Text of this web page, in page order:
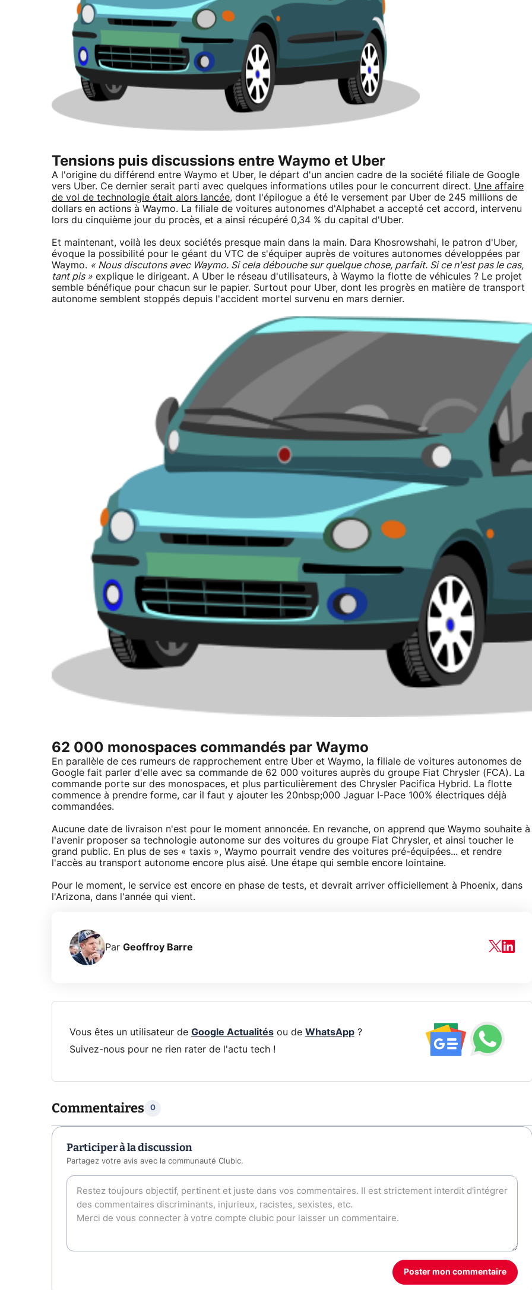
Tensions puis discussions entre Waymo et Uber
A l'origine du différend entre Waymo et Uber, le départ d'un ancien cadre de la société filiale de Google
vers Uber. Ce dernier serait parti avec quelques informations utiles pour le concurrent direct. Une affaire
de vol de technologie était alors lancée, dont l'épilogue a été le versement par Uber de 245 millions de
dollars en actions à Waymo. La filiale de voitures autonomes d'Alphabet a accepté cet accord, intervenu
lors du cinquième jour du procès, et a ainsi récupéré 0,34 % du capital d'Uber.
Et maintenant, voilà les deux sociétés presque main dans la main. Dara Khosrowshahi, le patron d'Uber,
évoque la possibilité pour le géant du VTC de s'équiper auprès de voitures autonomes développées par
Waymo. « Nous discutons avec Waymo. Si cela débouche sur quelque chose, parfait. Si ce n'est pas le cas,
tant pis » explique le dirigeant. A Uber le réseau d'utilisateurs, à Waymo la flotte de véhicules ? Le projet
semble bénéfique pour chacun sur le papier. Surtout pour Uber, dont les progrès en matière de transport
autonome semblent stoppés depuis l'accident mortel survenu en mars dernier.
62 000 monospaces commandés par Waymo
En parallèle de ces rumeurs de rapprochement entre Uber et Waymo, la filiale de voitures autonomes de
Google fait parler d'elle avec sa commande de 62 000 voitures auprès du groupe Fiat Chrysler (FCA). La
commande porte sur des monospaces, et plus particulièrement des Chrysler Pacifica Hybrid. La flotte
commence à prendre forme, car il faut y ajouter les 20nbsp;000 Jaguar I-Pace 100% électriques déjà
commandées.
Aucune date de livraison n'est pour le moment annoncée. En revanche, on apprend que Waymo souhaite à
l'avenir proposer sa technologie autonome sur des voitures du groupe Fiat Chrysler, et ainsi toucher le
grand public. En plus de ses « taxis », Waymo pourrait vendre des voitures pré-équipées... et rendre
l'accès au transport autonome encore plus aisé. Une étape qui semble encore lointaine.
Pour le moment, le service est encore en phase de tests, et devrait arriver officiellement à Phoenix, dans
l'Arizona, dans l'année qui vient.
Par Geoffroy Barre
Vous êtes un utilisateur de Google Actualitésou de WhatsApp?
Suivez-nous pour ne rien rater de l'actu tech !
Commentaires 0
Participer à la discussion
Partagez votre avis avec la communauté Clubic.
Poster mon commentaire